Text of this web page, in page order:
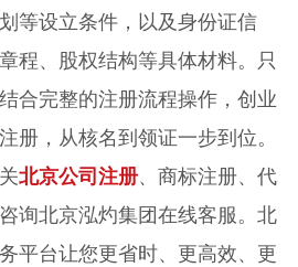
等设立条件，以及身份证信
程、股权结构等具体材料。只
合完整的注册流程操作，创业
册，从核名到领证一步到位。
北京公司注册、商标注册、代
询北京泓灼集团在线客服。北
平台让您更省时、更高效、更